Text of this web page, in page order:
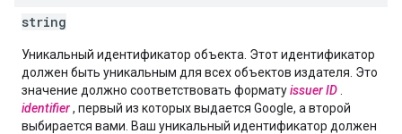
string
Уникальный идентификатор объекта. Этот идентификатор
должен быть уникальным для всех объектов издателя. Это
значение должно соответствовать форматуissuer ID
identifier, первый из которых выдается Google, а второй
выбирается вами. Ваш уникальный идентификатор должен